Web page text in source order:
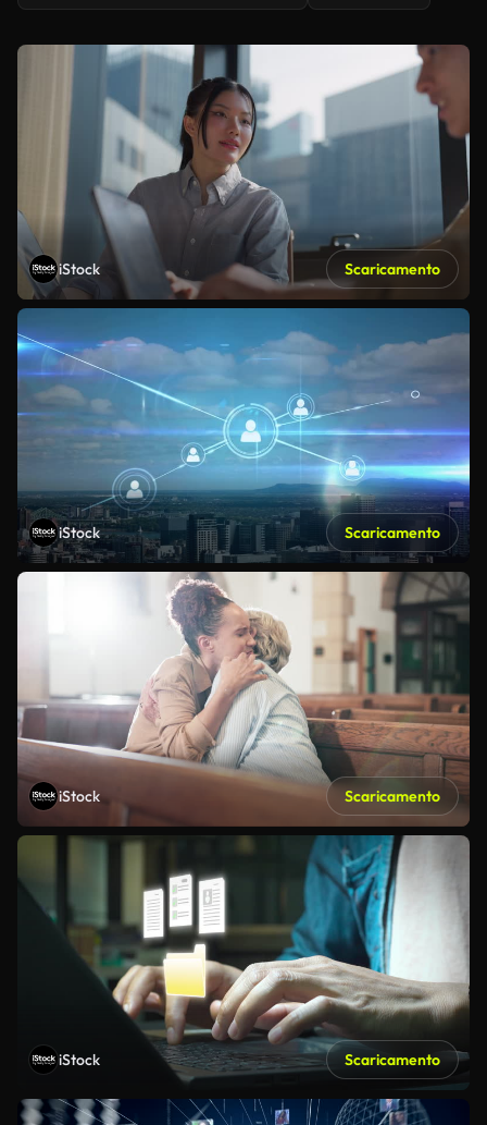
iStock Scaricamento
iStock Scaricamento
iStock Scaricamento
iStock Scaricamento